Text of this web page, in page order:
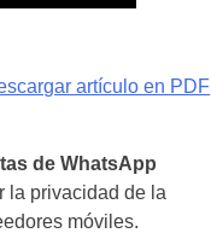
artículo en PDF
de WhatsApp
la privacidad de la
móviles.